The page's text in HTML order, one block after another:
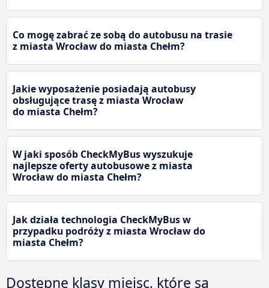
Co mogę zabrać ze sobą do autobusu na trasie
z miasta Wrocław do miasta Chełm?
Jakie wyposażenie posiadają autobusy
obsługujące trasę z miasta Wrocław
do miasta Chełm?
W jaki sposób CheckMyBus wyszukuje
najlepsze oferty autobusowe z miasta
Wrocław do miasta Chełm?
Jak działa technologia CheckMyBus w
przypadku podróży z miasta Wrocław do
miasta Chełm?
Dostępne klasy miejsc, które są